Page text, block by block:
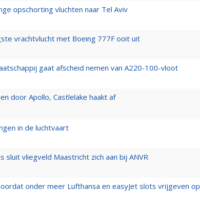
opschorting vluchten naar Tel Aviv
vrachtvlucht met Boeing 777F ooit uit
gaat afscheid nemen van A220-100-vloot
door Apollo, Castlelake haakt af
in de luchtvaart
sluit vliegveld Maastricht zich aan bij ANVR
onder meer Lufthansa en easyJet slots vrijgeven op